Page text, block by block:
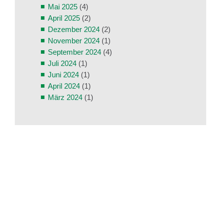
Mai 2025 (4)
April 2025 (2)
Dezember 2024 (2)
November 2024 (1)
September 2024 (4)
Juli 2024 (1)
Juni 2024 (1)
April 2024 (1)
März 2024 (1)